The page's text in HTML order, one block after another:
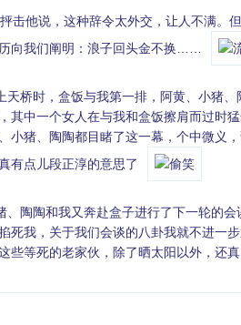
击他说，这种辞令太外交，让人不满。
向我们阐明：浪子回头金不换……
桥时，盒饭与我第一排，阿黄、小猪、
其中一个女人在与我和盒饭擦肩而过时
小猪、陶陶都目睹了这一幕，个中微义
有点儿段正淳的意思了
陶陶和我又奔赴盒子进行了下一轮的会
死我，关于我们会谈的八卦我就不进一
些等死的老家伙，除了晒太阳以外，还